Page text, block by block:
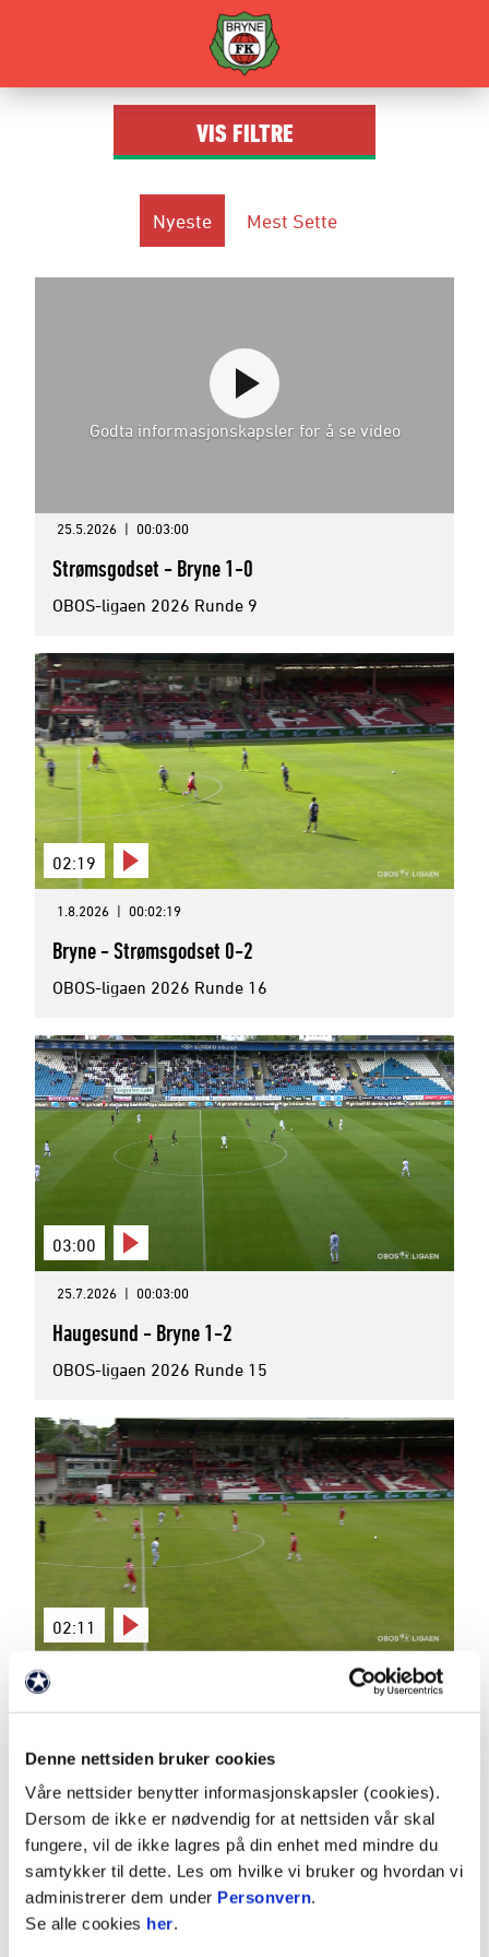
Denne nettsiden bruker cookies
Våre nettsider benytter informasjonskapsler (cookies).
Dersom de ikke er nødvendig for at nettsiden vår skal
fungere, vil de ikke lagres på din enhet med mindre du
samtykker til dette. Les om hvilke vi bruker og hvordan vi
administrerer dem under Personvern.
Se alle cookies her.
Nyeste Mest Sette
Godta informasjonskapsler for å se video
25.5.2026 | 00:03:00
Strømsgodset - Bryne 1-0
OBOS-ligaen 2026 Runde 9
02:19
1.8.2026 | 00:02:19
Bryne - Strømsgodset 0-2
OBOS-ligaen 2026 Runde 16
03:00
25.7.2026 | 00:03:00
Haugesund - Bryne 1-2
OBOS-ligaen 2026 Runde 15
02:11
Bryne - Sandnes Ulf 1-1
OBOS-ligaen 2026 Runde 14
VISFILTRE